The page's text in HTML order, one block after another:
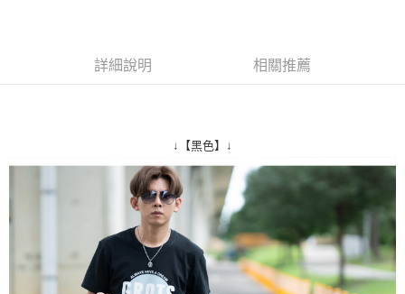
是否繳費成功／繳費後需取消欲退款等相關疑問，請聯繫「AFTEE先享後付
客戶支援中心」https://netprotections.freshdesk.com/support/home
易，需依本服務之必要範圍內提供個人資料，並將交易相關給付款項請求債
２．關於個人資料處理事宜，請瀏覽以下網址：
https://aftee.tw/terms/#terms3
３．未成年的使用者請事先徵得法定代理人或監護人之同意方可使用
「AFTEE先享後付」，若未經同意申辦者引起之損失，本公司不負相關責
４．使用「AFTEE先享後付」時，將依據個別帳號之用戶狀況，依本公司即
時審查核予不同之上限額度；若仍有額度不足之情形，本公司將視審查結果
請求用戶進行身份認證。
每筆NT$80，滿NT$1,800(含以上)免運費
詳細說明 相關推薦
↓【黑色】↓